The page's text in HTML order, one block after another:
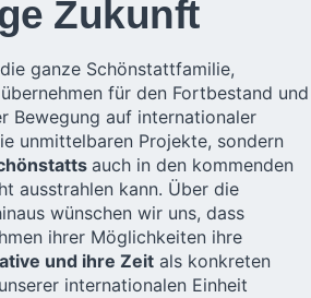
Zukunft
ganze Schönstattfamilie,
für den Fortbestand und
Bewegung auf internationaler
unmittelbaren Projekte, sondern
auch in den kommenden
ausstrahlen kann. Über die
wünschen wir uns, dass
ihrer Möglichkeiten ihre
und ihre Zeit als konkreten
internationalen Einheit